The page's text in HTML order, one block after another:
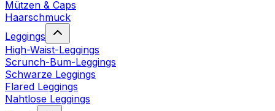
Mützen & Caps
Haarschmuck
Leggings
High-Waist-Leggings
Scrunch-Bum-Leggings
Schwarze Leggings
Flared Leggings
Nahtlose Leggings